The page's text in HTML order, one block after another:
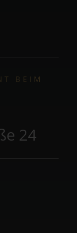
BEIM
24